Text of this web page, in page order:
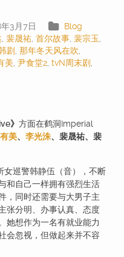
3月7日
Blog
裴晟祐 首尔故事 裴宗玉
剧 那年冬天风在吹
美 尹食堂2 tvN周末剧
》 方面在鹤洞Imperial
美、 李光洙、裴晟祐、裴
巡警韩静伍（音），不断
和自己一样拥有强烈生活
，同时还需要与大男子主
张分明、办事认真、态度
她想作为一名有就业能力
会忽视，但做起来并不容